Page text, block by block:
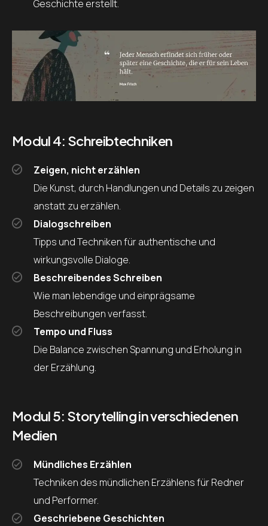
Geschichte erstellt.
Modul 4: Schreibtechniken
Zeigen, nicht erzählen
Die Kunst, durch Handlungen und Details zu zeigen
anstatt zu erzählen.
Dialogschreiben
Tipps und Techniken für authentische und
wirkungsvolle Dialoge.
Beschreibendes Schreiben
Wie man lebendige und einprägsame
Beschreibungen verfasst.
Tempo und Fluss
Die Balance zwischen Spannung und Erholung in
der Erzählung.
Modul 5: Storytelling in verschiedenen
Medien
Mündliches Erzählen
Techniken des mündlichen Erzählens für Redner
und Performer.
Geschriebene Geschichten